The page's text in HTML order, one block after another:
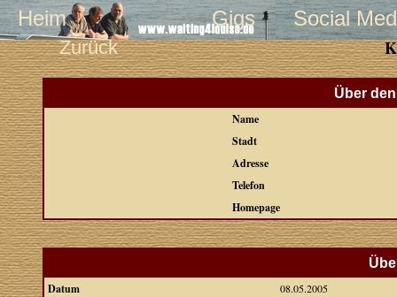
Heim Gigs Social
Zurück
Über
Name
Stadt
Adresse
Telefon
Homepage
Datum
08.05.2005